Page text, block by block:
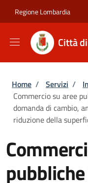
Regione Lombardia
Città
Briciole di
Home / Servizi /
Commercio su aree
domanda di cambio,
riduzione della